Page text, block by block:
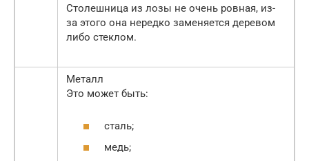
Столешница из лозы не очень ровная, из-
за этого она нередко заменяется деревом
либо стеклом.
Металл
Это может быть:
сталь;
медь;